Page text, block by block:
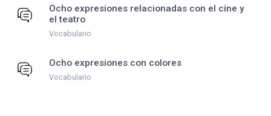
Ocho expresiones relacionadas con el cine y
el teatro
Vocabulario
Ocho expresiones con colores
Vocabulario